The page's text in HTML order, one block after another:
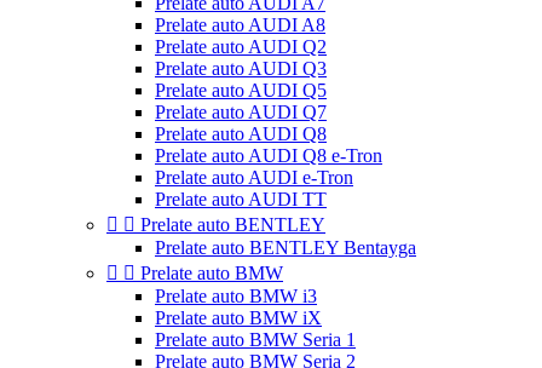
Prelate auto AUDI A8
Prelate auto AUDI Q2
Prelate auto AUDI Q3
Prelate auto AUDI Q5
Prelate auto AUDI Q7
Prelate auto AUDI Q8
Prelate auto AUDI Q8 e-Tron
Prelate auto AUDI e-Tron
Prelate auto AUDI TT
  Prelate auto BENTLEY
Prelate auto BENTLEY Bentayga
  Prelate auto BMW
Prelate auto BMW i3
Prelate auto BMW iX
Prelate auto BMW Seria 1
Prelate auto BMW Seria 2